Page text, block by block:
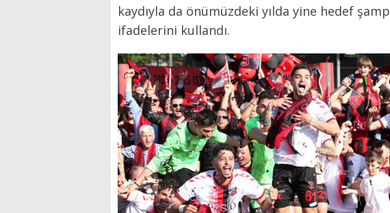
kaydıyla da önümüzdeki yılda yine hedef
ifadelerini kullandı.